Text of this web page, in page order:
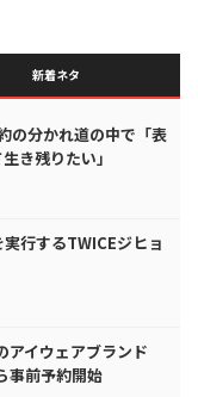
新着ネタ
の分かれ道の中で「表
き残りたい」
行するTWICEジヒョ
アイウェアブランド
事前予約開始